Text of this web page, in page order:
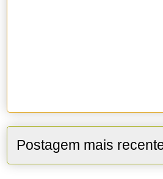
Postagem mais